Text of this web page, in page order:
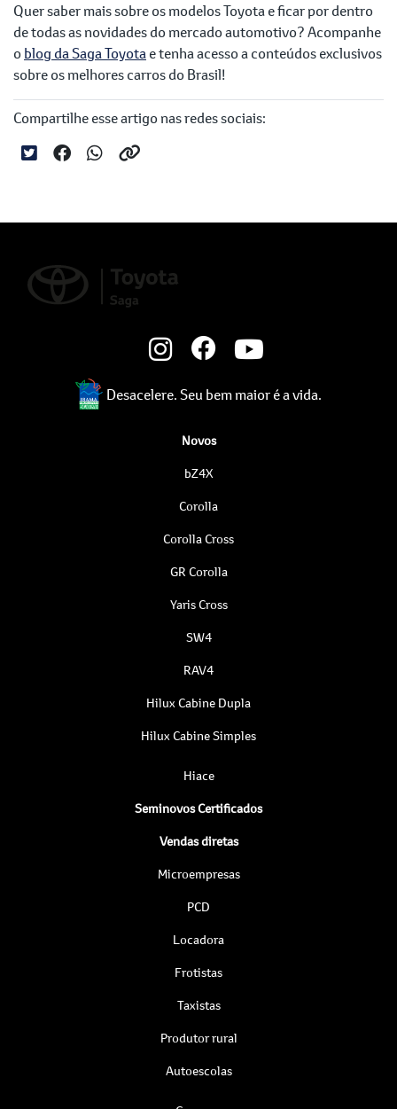
Quer saber mais sobre os modelos Toyota e ficar por dentro
de todas as novidades do mercado automotivo? Acompanhe
o blog da Saga Toyotae tenha acesso a conteúdos exclusivos
sobre os melhores carros do Brasil!
Compartilhe esse artigo nas redes sociais:
Desacelere. Seu bem maior é a vida.
Novos
bZ4X
Corolla
Corolla Cross
GR Corolla
Yaris Cross
SW4
RAV4
Hilux Cabine Dupla
Hilux Cabine Simples
Hiace
Seminovos Certificados
Vendas diretas
Microempresas
PCD
Locadora
Frotistas
Taxistas
Produtor rural
Autoescolas